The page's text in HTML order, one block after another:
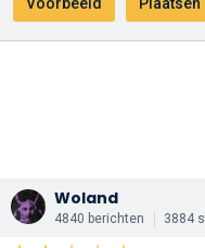
Woland
4840 berichten 3884